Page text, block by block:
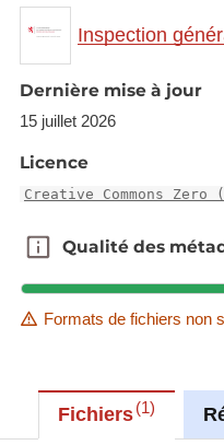
Inspection
Dernière mise à jour
15 juillet 2026
Licence
Creative Commons Zero
Qualité des
Qualité des
Formats de fichiers non
Fichiers 1